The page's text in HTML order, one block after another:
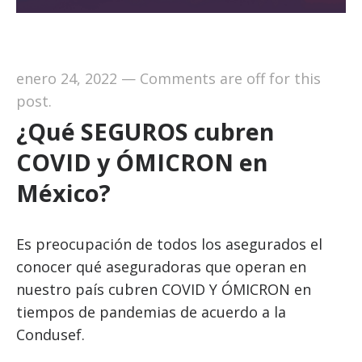
enero 24, 2022 — Comments are off for this
post.
¿Qué SEGUROS cubren
COVID y ÓMICRON en
México?
Es preocupación de todos los asegurados el
conocer qué aseguradoras que operan en
nuestro país cubren COVID Y ÓMICRON en
tiempos de pandemias de acuerdo a la
Condusef.